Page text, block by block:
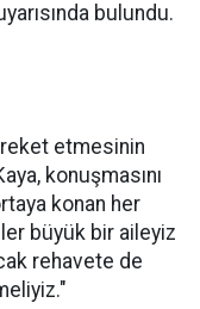
bulundu.
etmesinin
konuşmasını
konan her
büyük bir aileyiz
rehavete de